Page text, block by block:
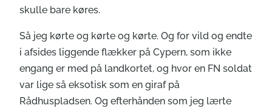
skulle bare køres.
Så jeg kørte og kørte og kørte. Og for vild og endte
i afsides liggende flækker på Cypern, som ikke
engang er med på landkortet, og hvor en FN soldat
var lige så eksotisk som en giraf på
Rådhuspladsen. Og efterhånden som jeg lærte